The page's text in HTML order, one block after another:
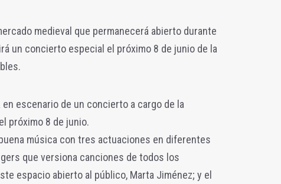
medieval que permanecerá abierto durante
un concierto especial el próximo 8 de junio de la
escenario de un concierto a cargo de la
próximo 8 de junio.
música con tres actuaciones en diferentes
que versiona canciones de todos los
espacio abierto al público, Marta Jiménez; y el